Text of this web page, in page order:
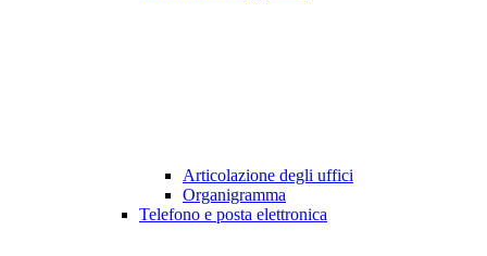
Articolazione degli uffici
Organigramma
Telefono e posta elettronica